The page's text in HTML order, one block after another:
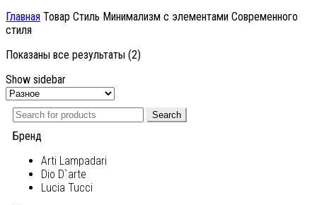
Главная Товар Стиль Минимализм с элементами Современного
стиля
Показаны все результаты (2)
Show sidebar
Search
Бренд
Arti Lampadari
Dio D`arte
Lucia Tucci